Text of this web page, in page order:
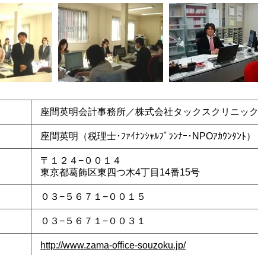
座間英明会計事務所／株式会社タックスクリニック
座間英明（税理士･ﾌｧｲﾅﾝｼｬﾙﾌﾟﾗﾝﾅｰ･NPOｱｶｳﾝﾀﾝﾄ）
〒１２４−００１４
東京都葛飾区東四つ木4丁目14番15号
０３−５６７１−００１５
０３−５６７１−００３１
http://www.zama-office-souzoku.jp/